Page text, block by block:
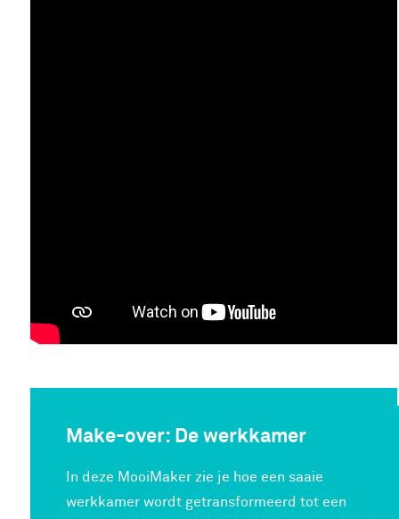
Make-over: De werkkamer
In deze MooiMaker zie je hoe een saaie
werkkamer wordt getransformeerd tot een